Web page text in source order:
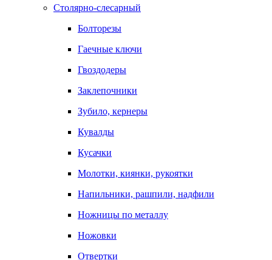
Столярно-слесарный
Болторезы
Гаечные ключи
Гвоздодеры
Заклепочники
Зубило, кернеры
Кувалды
Кусачки
Молотки, киянки, рукоятки
Напильники, рашпили, надфили
Ножницы по металлу
Ножовки
Отвертки